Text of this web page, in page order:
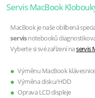
Servis MacBook
MacBook je naše oblíbená
servisnotebooků
Vyberte si své zařízení naservis
Výměnu MacBook
Výměna disku/HDD
Oprava LCD displeje